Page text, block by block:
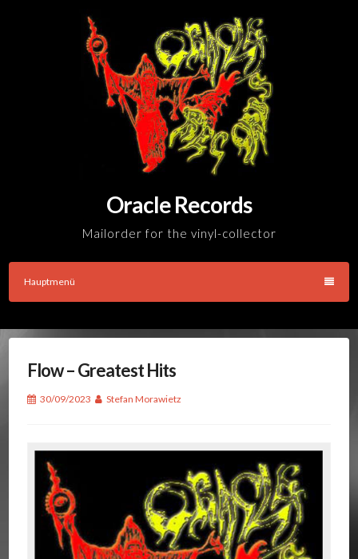
Oracle Records
Mailorder for the vinyl-collector
Hauptmenü
Flow – Greatest Hits
30/09/2023 Stefan Morawietz